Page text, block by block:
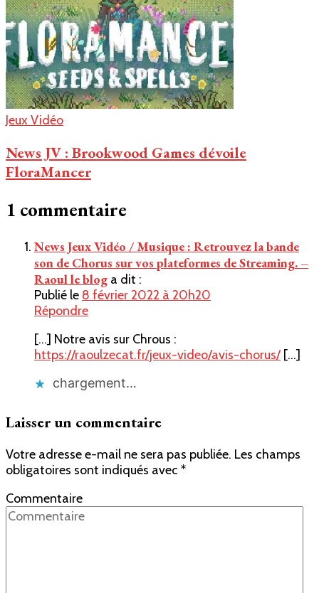
Jeux Vidéo
News JV : Brookwood Games dévoile
FloraMancer
1 commentaire
News Jeux Vidéo / Musique : Retrouvez la bande
son de Chorus sur vos plateformes de Streaming. –
Raoul le blog a dit :
Publié le 8 février 2022 à 20h20
Répondre
[…] Notre avis sur Chrous :
https://raoulzecat.fr/jeux-video/avis-chorus/[…]
chargement…
Laisser un commentaire
Votre adresse e-mail ne sera pas publiée. Les champs
obligatoires sont indiqués avec *
Commentaire